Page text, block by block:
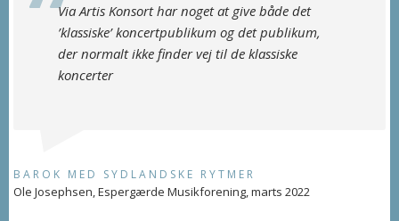
Via Artis Konsort har noget at give både det
’klassiske’ koncertpublikum og det publikum,
der normalt ikke finder vej til de klassiske
koncerter
BAROK MED SYDLANDSKE RYTMER
Ole Josephsen, Espergærde Musikforening, marts 2022